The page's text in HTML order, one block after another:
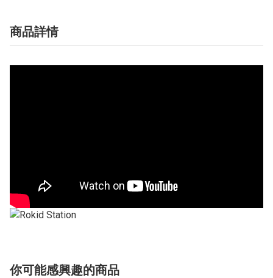
商品詳情
你可能感興趣的商品